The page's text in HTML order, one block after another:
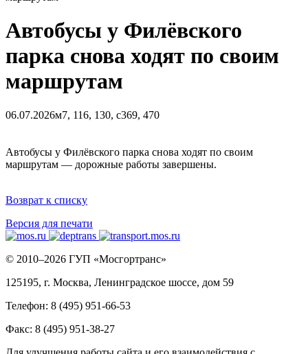
Автобусы у Филёвского
парка снова ходят по своим
маршрутам
06.07.2026м7, 116, 130, с369, 470
Автобусы у Филёвского парка снова ходят по своим
маршрутам — дорожные работы завершены.
Возврат к списку
Версия для печати
© 2010–2026 ГУП «Мосгортранс»
125195, г. Москва, Ленинградское шоссе, дом 59
Телефон: 8 (495) 951-66-53
Факс: 8 (495) 951-38-27